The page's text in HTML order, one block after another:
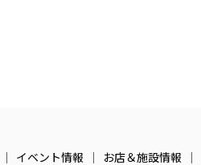
イベント情報 お店＆施設情報